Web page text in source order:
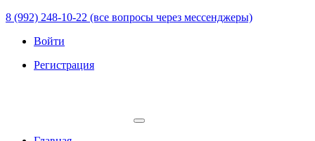
8 (992) 248-10-22 (все вопросы через мессенджеры)
Войти
Регистрация